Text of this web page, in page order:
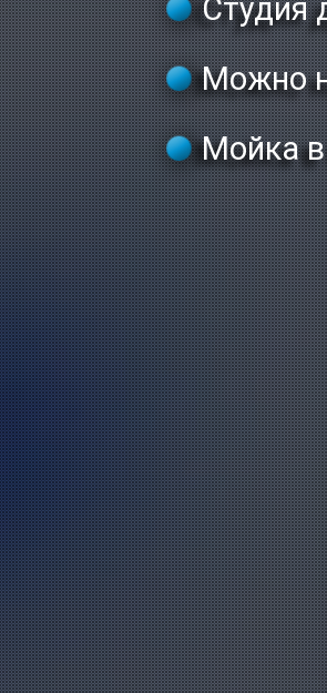
Студия
Можно
Мойка